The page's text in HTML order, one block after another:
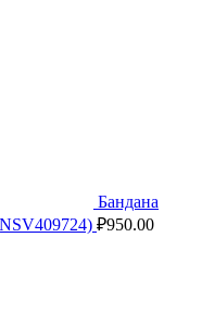
Бандана
₽950.00